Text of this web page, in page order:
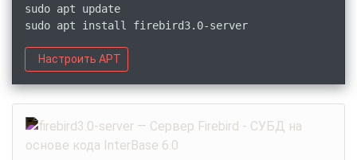
sudo apt update
sudo apt install firebird3.0-server
Настроить APT